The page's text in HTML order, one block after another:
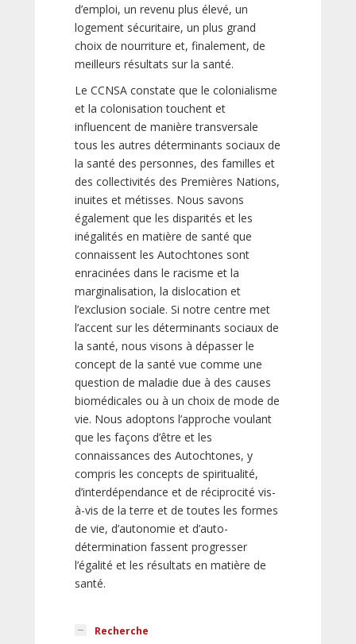
d’emploi, un revenu plus élevé, un
logement sécuritaire, un plus grand
choix de nourriture et, finalement, de
meilleurs résultats sur la santé.
Le CCNSA constate que le colonialisme
et la colonisation touchent et
influencent de manière transversale
tous les autres déterminants sociaux de
la santé des personnes, des familles et
des collectivités des Premières Nations,
inuites et métisses. Nous savons
également que les disparités et les
inégalités en matière de santé que
connaissent les Autochtones sont
enracinées dans le racisme et la
marginalisation, la dislocation et
l’exclusion sociale. Si notre centre met
l’accent sur les déterminants sociaux de
la santé, nous visons à dépasser le
concept de la santé vue comme une
question de maladie due à des causes
biomédicales ou à un choix de mode de
vie. Nous adoptons l’approche voulant
que les façons d’être et les
connaissances des Autochtones, y
compris les concepts de spiritualité,
d’interdépendance et de réciprocité vis-
à-vis de la terre et de toutes les formes
de vie, d’autonomie et d’auto-
détermination fassent progresser
l’égalité et les résultats en matière de
santé.
Recherche